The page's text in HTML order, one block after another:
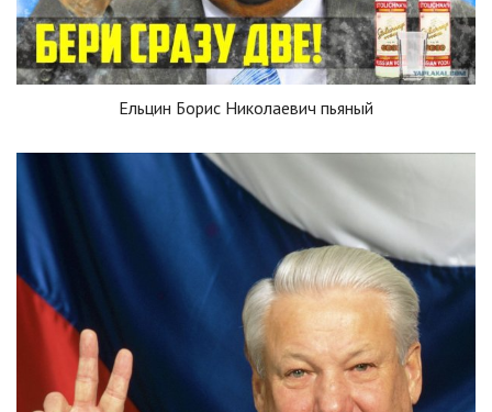
Ельцин Борис Николаевич пьяный